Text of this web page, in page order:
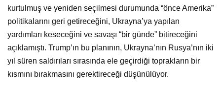
kurtulmuş ve yeniden seçilmesi durumunda “önce Amerika”
politikalarını geri getireceğini, Ukrayna’ya yapılan
yardımları keseceğini ve savaşı “bir günde” bitireceğini
açıklamıştı. Trump’ın bu planının, Ukrayna’nın Rusya’nın iki
yıl süren saldırıları sırasında ele geçirdiği toprakların bir
kısmını bırakmasını gerektireceği düşünülüyor.